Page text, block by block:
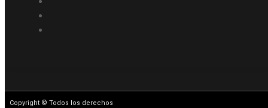
Copyright © Todos los derechos